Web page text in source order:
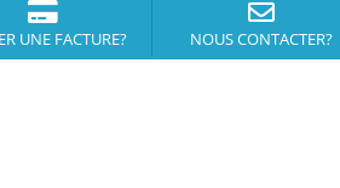
UNE FACTURE? NOUS CONTACTER?